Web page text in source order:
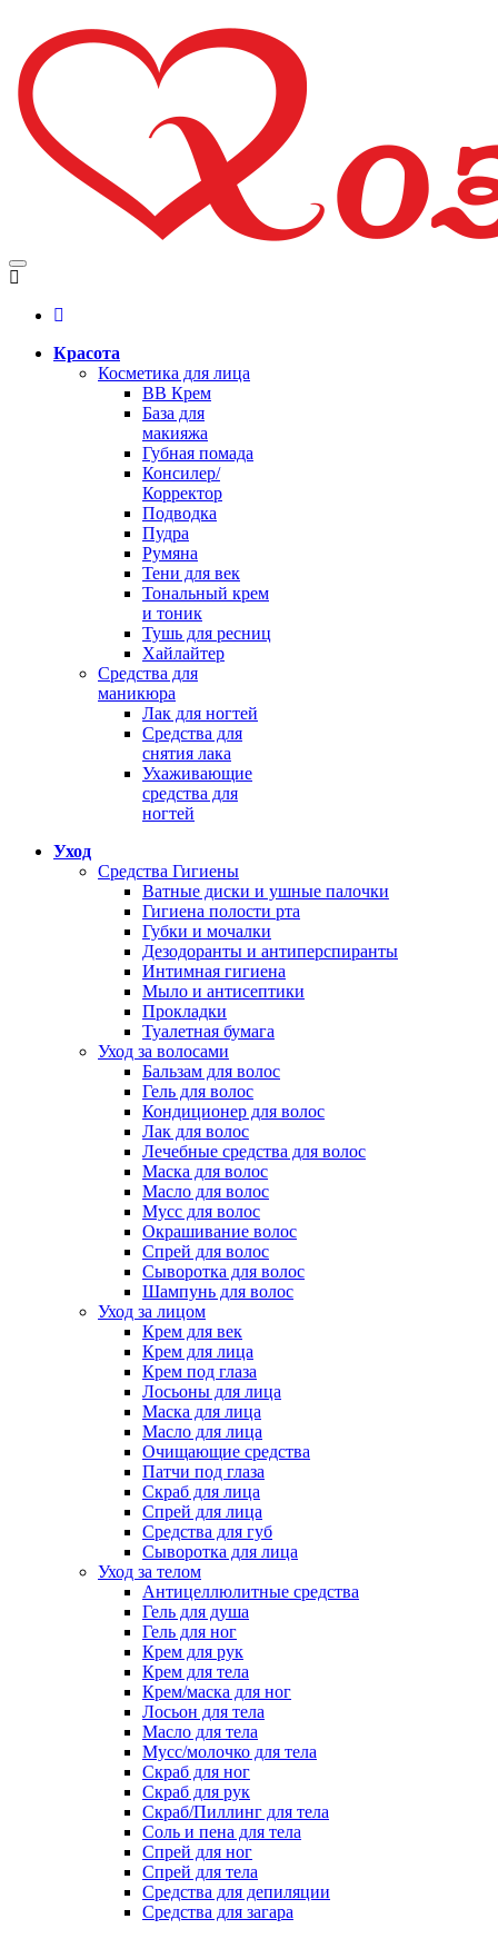
Красота
Косметика для лица
BB Крем
База для
макияжа
Губная помада
Консилер/
Корректор
Подводка
Пудра
Румяна
Тени для век
Тональный крем
и тоник
Тушь для ресниц
Хайлайтер
Средства для
маникюра
Лак для ногтей
Средства для
снятия лака
Ухаживающие
средства для
ногтей
Уход
Средства Гигиены
Ватные диски и ушные палочки
Гигиена полости рта
Губки и мочалки
Дезодоранты и антиперспиранты
Интимная гигиена
Мыло и антисептики
Прокладки
Туалетная бумага
Уход за волосами
Бальзам для волос
Гель для волос
Кондиционер для волос
Лак для волос
Лечебные средства для волос
Маска для волос
Масло для волос
Мусс для волос
Окрашивание волос
Спрей для волос
Сыворотка для волос
Шампунь для волос
Уход за лицом
Крем для век
Крем для лица
Крем под глаза
Лосьоны для лица
Маска для лица
Масло для лица
Очищающие средства
Патчи под глаза
Скраб для лица
Спрей для лица
Средства для губ
Сыворотка для лица
Уход за телом
Антицеллюлитные средства
Гель для душа
Гель для ног
Крем для рук
Крем для тела
Крем/маска для ног
Лосьон для тела
Масло для тела
Мусс/молочко для тела
Скраб для ног
Скраб для рук
Скраб/Пиллинг для тела
Соль и пена для тела
Спрей для ног
Спрей для тела
Средства для депиляции
Средства для загара